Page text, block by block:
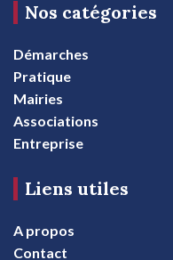
Nos catégories
Démarches
Pratique
Mairies
Associations
Entreprise
Liens utiles
A propos
Contact